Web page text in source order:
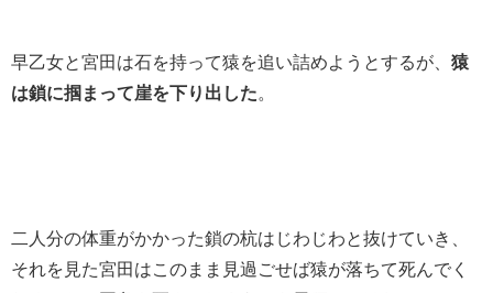
早乙女と宮田は石を持って猿を追い詰めようとするが、 猿
は鎖に掴まって崖を下り出した。
二人分の体重がかかった鎖の杭はじわじわと抜けていき、
それを見た宮田はこのまま見過ごせば猿が落ちて死んでく